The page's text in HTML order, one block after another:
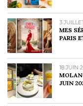
3
MES
PARIS
18 JUIN
JUIN